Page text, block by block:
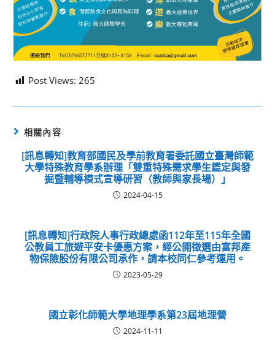
Post Views: 265
相關內容
[訊息轉知]教育部國民及學前教育署委託國立臺灣師範
大學特殊教育學系辦理「雙重特殊需求學生鑑定與發
掘暨輔導模式宣導研習（教師與家長場）」
2024-04-15
[訊息轉知]行政院人事行政總處函112年至115年全國
公教員工旅遊平安卡優惠方案，經公開徵選由富邦產
物保險股份有限公司承作，請本校同仁參考運用。
2023-05-29
國立彰化師範大學地理學系第23屆地理營
2024-11-11